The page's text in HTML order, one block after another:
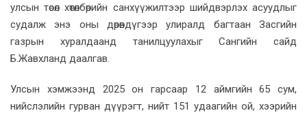
улсын төсөл хөтөлбөрийн санхүүжилтээр шийдвэрлэх асуудлыг
судалж энэ оны дөрөвдүгээр улиралд багтаан Засгийн
газрын хуралдаанд танилцуулахыг Сангийн сайд
Б.Жавхланд даалгав.
Улсын хэмжээнд 2025 он гарсаар 12 аймгийн 65 сум,
нийслэлийн гурван дүүрэгт, нийт 151 удаагийн ой, хээрийн